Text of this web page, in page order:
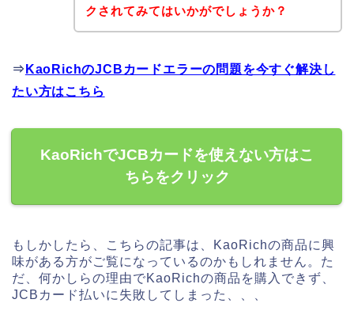
クされてみてはいかがでしょうか？
⇒ KaoRichのJCBカードエラーの問題を今すぐ解決し
たい方はこちら
KaoRichでJCBカードを使えない方はこ
ちらをクリック
もしかしたら、こちらの記事は、KaoRichの商品に興
味がある方がご覧になっているのかもしれません。た
だ、何かしらの理由でKaoRichの商品を購入できず、
JCBカード払いに失敗してしまった、、、